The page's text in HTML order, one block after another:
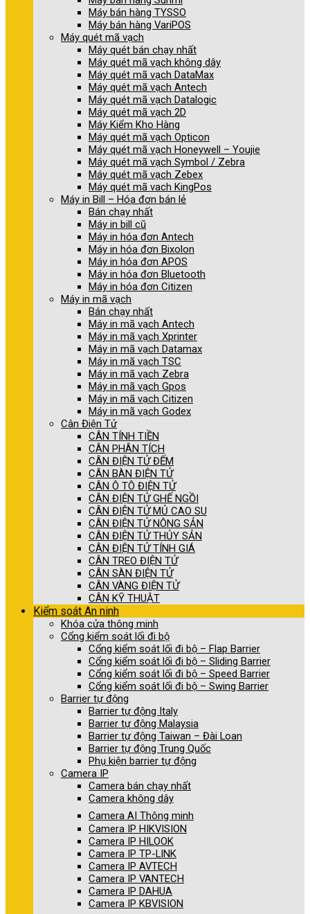
Máy bán hàng TYSSO
Máy bán hàng VariPOS
Máy quét mã vạch
Máy quét bán chạy nhất
Máy quét mã vạch không dây
Máy quét mã vạch DataMax
Máy quét mã vạch Antech
Máy quét mã vạch Datalogic
Máy quét mã vạch 2D
Máy Kiểm Kho Hàng
Máy quét mã vạch Opticon
Máy quét mã vạch Honeywell – Youjie
Máy quét mã vạch Symbol / Zebra
Máy quét mã vạch Zebex
Máy quét mã vach KingPos
Máy in Bill – Hóa đơn bán lẻ
Bán chạy nhất
Máy in bill cũ
Máy in hóa đơn Antech
Máy in hóa đơn Bixolon
Máy in hóa đơn APOS
Máy in hóa đơn Bluetooth
Máy in hóa đơn Citizen
Máy in mã vạch
Bán chạy nhất
Máy in mã vạch Antech
Máy in mã vạch Xprinter
Máy in mã vạch Datamax
Máy in mã vạch TSC
Máy in mã vạch Zebra
Máy in mã vạch Gpos
Máy in mã vạch Citizen
Máy in mã vạch Godex
Cân Điện Tử
CÂN TÍNH TIỀN
CÂN PHÂN TÍCH
CÂN ĐIỆN TỬ ĐẾM
CÂN BÀN ĐIỆN TỬ
CÂN Ô TÔ ĐIỆN TỬ
CÂN ĐIỆN TỬ GHẾ NGỒI
CÂN ĐIỆN TỬ MỦ CAO SU
CÂN ĐIỆN TỬ NÔNG SẢN
CÂN ĐIỆN TỬ THỦY SẢN
CÂN ĐIỆN TỬ TÍNH GIÁ
CÂN TREO ĐIỆN TỬ
CÂN SÀN ĐIỆN TỬ
CÂN VÀNG ĐIỆN TỬ
CÂN KỸ THUẬT
Kiểm soát An ninh
Khóa cửa thông minh
Cổng kiểm soát lối đi bộ
Cổng kiểm soát lối đi bộ – Flap Barrier
Cổng kiểm soát lối đi bộ – Sliding Barrier
Cổng kiểm soát lối đi bộ – Speed Barrier
Cổng kiểm soát lối đi bộ – Swing Barrier
Barrier tự động
Barrier tự động Italy
Barrier tự động Malaysia
Barrier tự động Taiwan – Đài Loan
Barrier tự động Trung Quốc
Phụ kiện barrier tự động
Camera IP
Camera bán chạy nhất
Camera không dây
Camera AI Thông minh
Camera IP HIKVISION
Camera IP HILOOK
Camera IP TP-LINK
Camera IP AVTECH
Camera IP VANTECH
Camera IP DAHUA
Camera IP KBVISION